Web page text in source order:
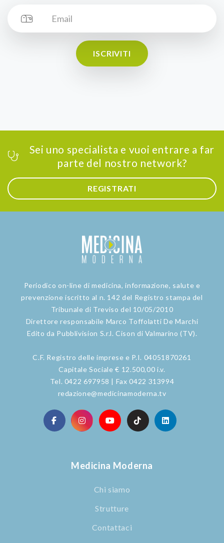
ISCRIVITI
Sei uno specialista e vuoi entrare a far
parte del nostro network?
REGISTRATI
Periodico on-line di medicina, informazione, salute e
prevenzione iscritto al n. 142 del Registro stampa del
Tribunale di Treviso del 10/05/2010
Direttore responsabile Marco Toffolatti De Marchi
Edito da Pubblivision S.r.l. Cison di Valmarino (TV).
C.F. Registro delle imprese e P.I. 04051870261
Capitale Sociale € 12.500,00 i.v.
Tel. 0422 697958 | Fax 0422 313994
redazione@medicinamoderna.tv
Medicina Moderna
Chi siamo
Strutture
Contattaci